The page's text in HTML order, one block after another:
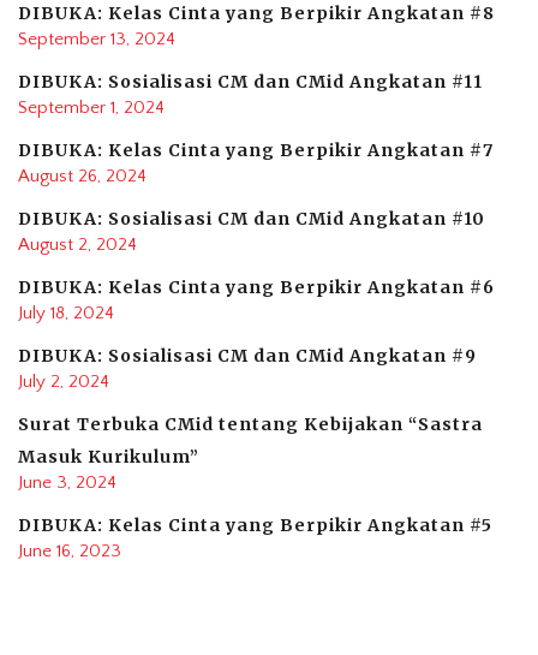
DIBUKA: Kelas Cinta yang Berpikir Angkatan #8
September 13, 2024
DIBUKA: Sosialisasi CM dan CMid Angkatan #11
September 1, 2024
DIBUKA: Kelas Cinta yang Berpikir Angkatan #7
August 26, 2024
DIBUKA: Sosialisasi CM dan CMid Angkatan #10
August 2, 2024
DIBUKA: Kelas Cinta yang Berpikir Angkatan #6
July 18, 2024
DIBUKA: Sosialisasi CM dan CMid Angkatan #9
July 2, 2024
Surat Terbuka CMid tentang Kebijakan “Sastra
Masuk Kurikulum”
June 3, 2024
DIBUKA: Kelas Cinta yang Berpikir Angkatan #5
June 16, 2023